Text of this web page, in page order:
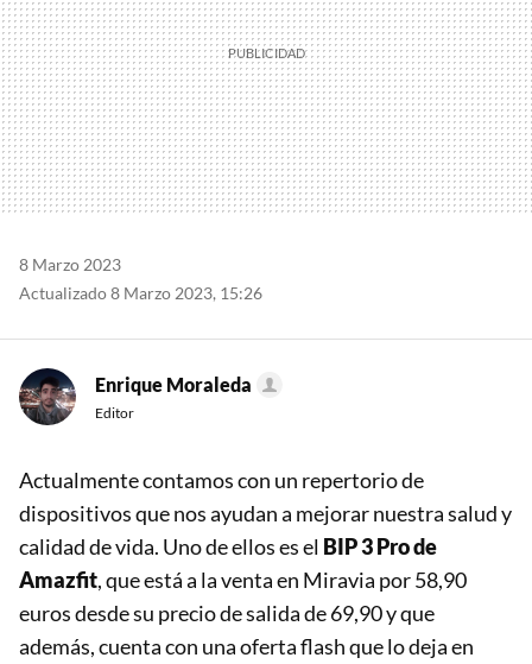
8 Marzo 2023
Actualizado 8 Marzo 2023, 15:26
Enrique Moraleda
Editor
Actualmente contamos con un repertorio de
dispositivos que nos ayudan a mejorar nuestra salud y
calidad de vida. Uno de ellos es el BIP 3 Pro de
Amazfit, que está a la venta en Miravia por 58,90
euros desde su precio de salida de 69,90 y que
además, cuenta con una oferta flash que lo deja en